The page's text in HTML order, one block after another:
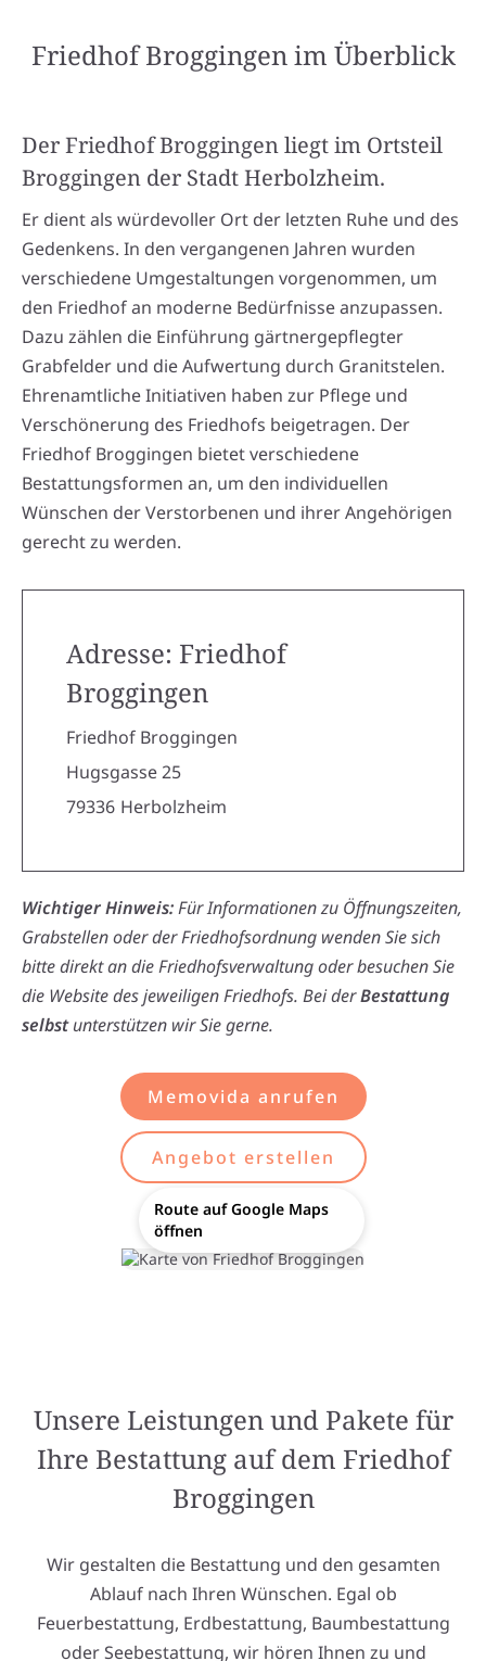
Friedhof Broggingenim Überblick
Der Friedhof Broggingen liegt im Ortsteil
Broggingen der Stadt Herbolzheim.
Er dient als würdevoller Ort der letzten Ruhe und des
Gedenkens. In den vergangenen Jahren wurden
verschiedene Umgestaltungen vorgenommen, um
den Friedhof an moderne Bedürfnisse anzupassen.
Dazu zählen die Einführung gärtnergepflegter
Grabfelder und die Aufwertung durch Granitstelen.
Ehrenamtliche Initiativen haben zur Pflege und
Verschönerung des Friedhofs beigetragen. Der
Friedhof Broggingen bietet verschiedene
Bestattungsformen an, um den individuellen
Wünschen der Verstorbenen und ihrer Angehörigen
gerecht zu werden.
Adresse: Friedhof
Broggingen
Friedhof Broggingen
Hugsgasse 25
79336 Herbolzheim
Wichtiger Hinweis:Für Informationen zu Öffnungszeiten,
Grabstellen oder der Friedhofsordnung wenden Sie sich
bitte direkt an die Friedhofsverwaltung oder besuchen Sie
die Website des jeweiligen Friedhofs. Bei derBestattung
selbstunterstützen wir Sie gerne.
Memovida anrufen
Angebot erstellen
Route auf Google Maps
öffnen
Unsere Leistungen und Pakete für
Ihre Bestattung auf dem Friedhof
Broggingen
Wir gestalten die Bestattung und den gesamten
Ablauf nach Ihren Wünschen. Egal ob
Feuerbestattung, Erdbestattung, Baumbestattung
oder Seebestattung, wir hören Ihnen zu und